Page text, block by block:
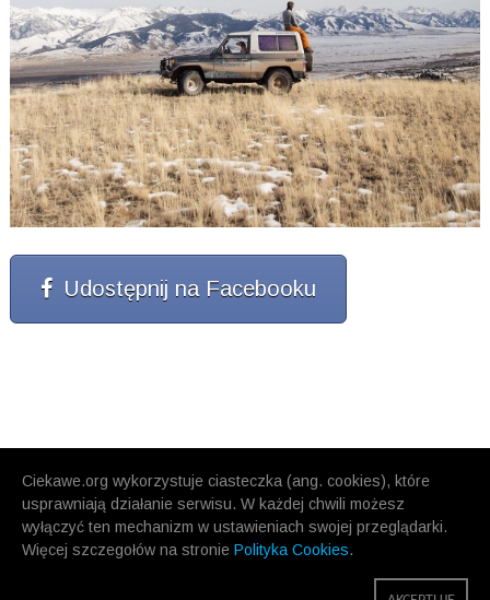
Ciekawe.org wykorzystuje ciasteczka (ang. cookies), które
usprawniają działanie serwisu. W każdej chwili możesz
wyłączyć ten mechanizm w ustawieniach swojej przeglądarki.
Więcej szczegołów na stronie Polityka Cookies.
Udostępnij na Facebooku